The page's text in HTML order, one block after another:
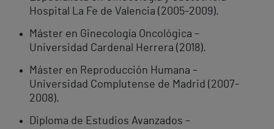
Hospital La Fe de Valencia (2005-2009).
Máster en Ginecología Oncológica –
Universidad Cardenal Herrera (2018).
Máster en Reproducción Humana –
Universidad Complutense de Madrid (2007-
2008).
Diploma de Estudios Avanzados –